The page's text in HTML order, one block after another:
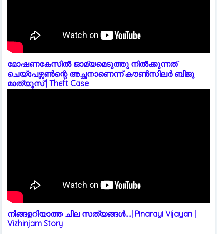
മോഷണകേസിൽ ജാമ്യമെടുത്തു നിൽക്കുന്നത്
ചെയ്പേഴ്സൺന്റെ അച്ഛനാണെന്ന് കൗൺസിലർ ബിജു
മാത്യൂസ് | Theft Case
നിങ്ങളറിയാത്ത ചില സത്യങ്ങൾ....| Pinarayi Vijayan |
Vizhinjam Story